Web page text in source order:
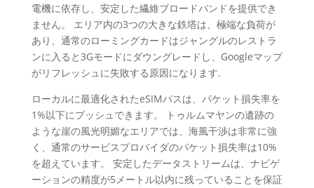
電機に依存し、安定した繊維ブロードバンドを提供でき
ません。 エリア内の3つの大きな鉄塔は、極端な負荷が
あり、通常のローミングカードはジャングルのレストラ
ンに入ると3Gモードにダウングレードし、Googleマップ
がリフレッシュに失敗する原因になります.
ローカルに最適化されたeSIMパスは、パケット損失率を
1%以下にプッシュできます。 トゥルムマヤンの遺跡の
ような崖の風光明媚なエリアでは、海風干渉は非常に強
く、通常のサービスプロバイダのパケット損失率は10%
を超えています。 安定したデータストリームは、ナビゲ
ーションの精度が5メートル以内に残っていることを保証